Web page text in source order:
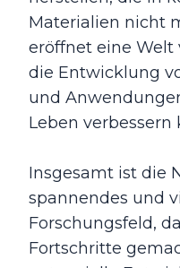
Materialien nicht
eröffnet eine
die Entwicklung
und
Leben verbessern
Insgesamt ist die
spannendes und
Forschungsfeld,
Fortschritte